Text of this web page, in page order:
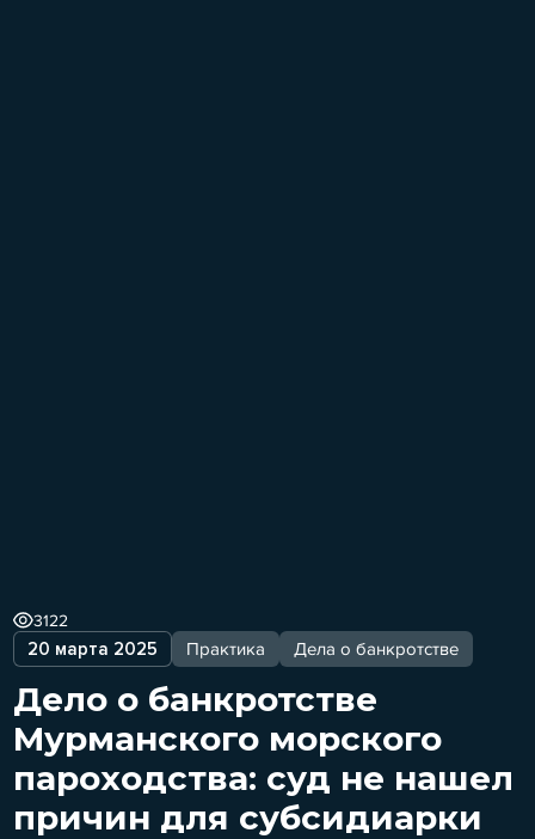
20 марта 2025 Практика Дела о банкротстве
3122
Дело о банкротстве
Мурманского морского
пароходства: суд не нашел
причин для субсидиарки